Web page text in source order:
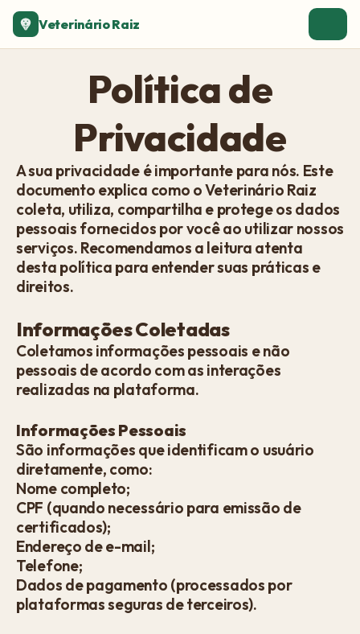
Veterinário Raiz
Política de
Privacidade
A sua privacidade é importante para nós. Este
documento explica como o Veterinário Raiz
coleta, utiliza, compartilha e protege os dados
pessoais fornecidos por você ao utilizar nossos
serviços. Recomendamos a leitura atenta
desta política para entender suas práticas e
direitos.
Informações Coletadas
Coletamos informações pessoais e não
pessoais de acordo com as interações
realizadas na plataforma.
Informações Pessoais
São informações que identificam o usuário
diretamente, como:
Nome completo;
CPF (quando necessário para emissão de
certificados);
Endereço de e-mail;
Telefone;
Dados de pagamento (processados por
plataformas seguras de terceiros).